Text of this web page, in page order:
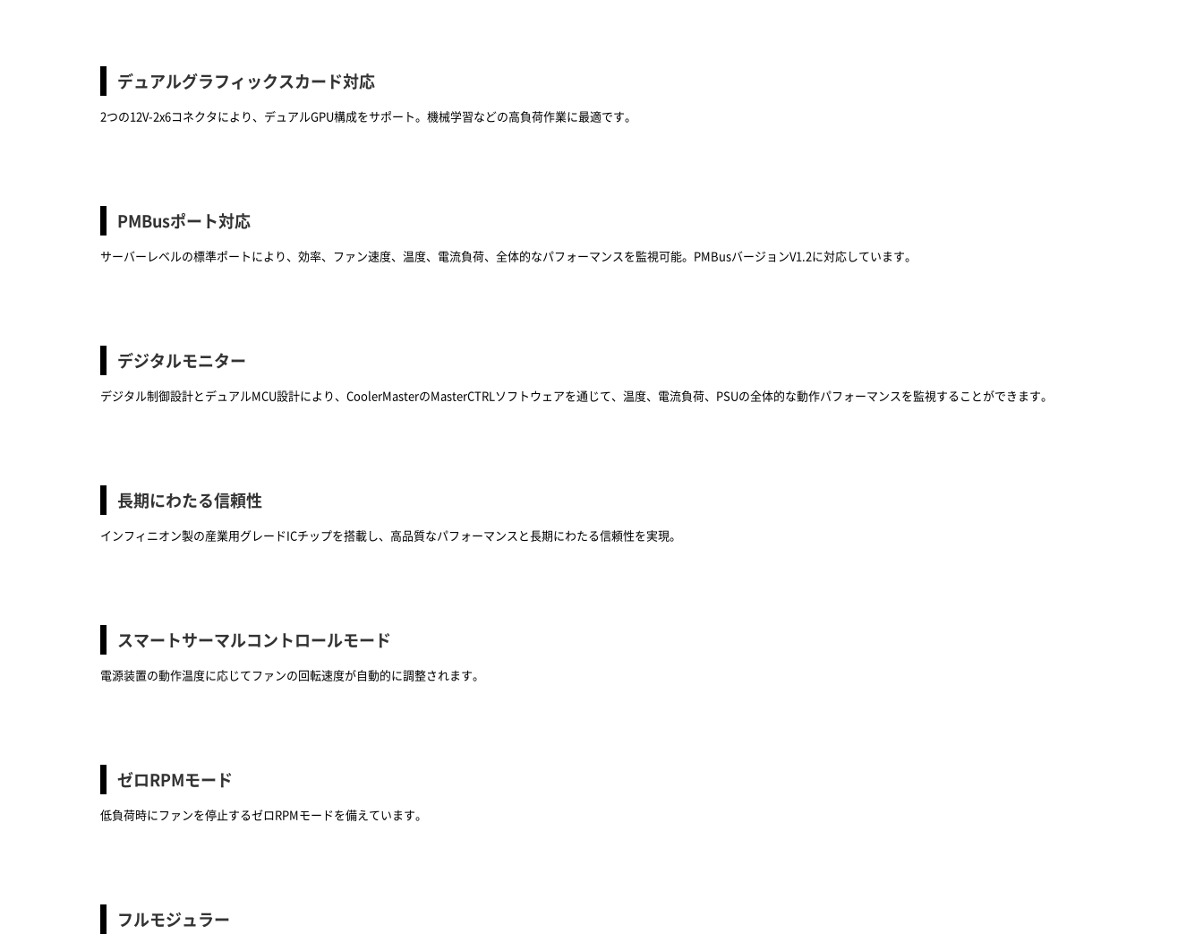
デュアルグラフィックスカード対応
2つの12V-2x6コネクタにより、デュアルGPU構成をサポート。機械学習などの高負荷作業に最適です。
PMBusポート対応
サーバーレベルの標準ポートにより、効率、ファン速度、温度、電流負荷、全体的なパフォーマンスを監視可能。PMBusバージョンV1.2に対応しています。
デジタルモニター
デジタル制御設計とデュアルMCU設計により、CoolerMasterのMasterCTRLソフトウェアを通じて、温度、電流負荷、PSUの全体的な動作パフォーマンスを監視することができます。
長期にわたる信頼性
インフィニオン製の産業用グレードICチップを搭載し、高品質なパフォーマンスと長期にわたる信頼性を実現。
スマートサーマルコントロールモード
電源装置の動作温度に応じてファンの回転速度が自動的に調整されます。
ゼロRPMモード
低負荷時にファンを停止するゼロRPMモードを備えています。
フルモジュラー